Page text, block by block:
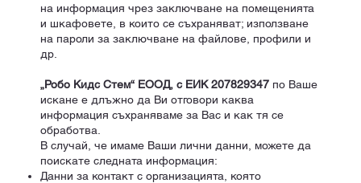
на информация чрез заключване на помещенията
и шкафовете, в които се съхраняват; използване
на пароли за заключване на файлове, профили и
др.
„Робо Кидс Стем“ ЕООД, с ЕИК 207829347 по Ваше
искане е длъжно да Ви отговори каква
информация съхраняваме за Вас и как тя се
обработва.
В случай, че имаме Ваши лични данни, можете да
поискате следната информация:
Данни за контакт с организацията, която